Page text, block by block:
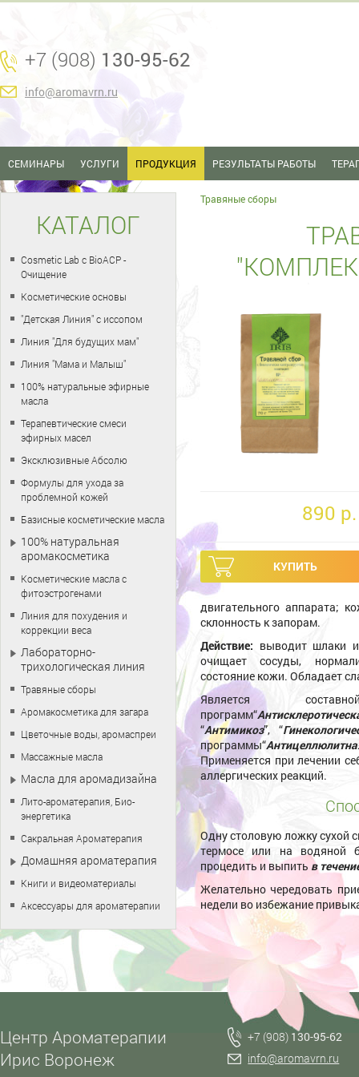
+7 (908) 130-95-62
info@aromavrn.ru
СЕМИНАРЫ УСЛУГИ ПРОДУКЦИЯ РЕЗУЛЬТАТЫ РАБОТЫ
Травяные сборы
890 p.
двигательного аппарата;
склонность к запорам.
Действие: выводит шлаки
очищает сосуды,
состояние кожи. Обладает
Является
программ“
“Антимикоз”, “
программы“
Применяется при лечении
аллергических реакций.
Одну столовую ложку сухой
термосе или на водяной
процедить и выпить в
Желательно чередовать
недели во избежание
КАТАЛОГ
Cosmetic Lab с BioACP -
Очищение
Косметические основы
"Детская Линия" с иссопом
Линия "Для будущих мам"
Линия "Мама и Малыш"
100% натуральные эфирные
масла
Терапевтические смеси
эфирных масел
Эксклюзивные Абсолю
Формулы для ухода за
проблемной кожей
Базисные косметические масла
100% натуральная
аромакосметика
Косметические масла с
фитоэстрогенами
Линия для похудения и
коррекции веса
Лабораторно-
трихологическая линия
Травяные сборы
Аромакосметика для загара
Цветочные воды, аромаспреи
Массажные масла
Масла для аромадизайна
Лито-ароматерапия, Био-
энергетика
Сакральная Ароматерапия
Домашняя ароматерапия
Книги и видеоматериалы
Аксессуары для ароматерапии
Центр Ароматерапии
Ирис Воронеж
+7 (908) 130-95-62
info@aromavrn.ru